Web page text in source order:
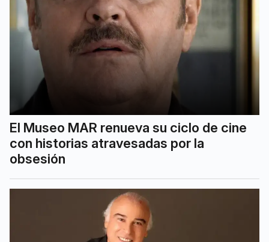
El Museo MAR renueva su ciclo de cine
con historias atravesadas por la
obsesión